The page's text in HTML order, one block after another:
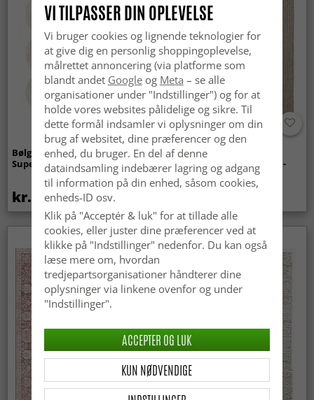
Bølget ryatæppe - Aranga
Super Soft Fur (beige)
kr.369
Tæpper til
indendørs/udendørs brug -
Arlo (beige)
VI TILPASSER DIN OPLEVELSE
Vi bruger cookies og lignende teknologier for
at give dig en personlig shoppingoplevelse,
målrettet annoncering (via platforme som
blandt andet Googleog Meta – se alle
organisationer under "Indstillinger") og for at
holde vores websites pålidelige og sikre. Til
dette formål indsamler vi oplysninger om din
brug af websitet, dine præferencer og den
enhed, du bruger. En del af denne
dataindsamling indebærer lagring og adgang
til information på din enhed, såsom cookies,
enheds-ID osv.
Klik på "Acceptér & luk" for at tillade alle
cookies, eller juster dine præferencer ved at
klikke på "Indstillinger" nedenfor. Du kan også
læse mere om, hvordan
tredjepartsorganisationer håndterer dine
oplysninger via linkene ovenfor og under
"Indstillinger".
KUN NØDVENDIGE
ACCEPTER OG LUK